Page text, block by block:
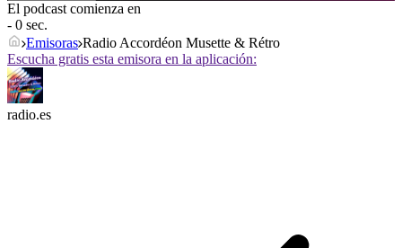
El podcast comienza en
- 0 sec.
Emisoras Radio Accordéon Musette & Rétro
Escucha gratis esta emisora en la aplicación:
radio.es